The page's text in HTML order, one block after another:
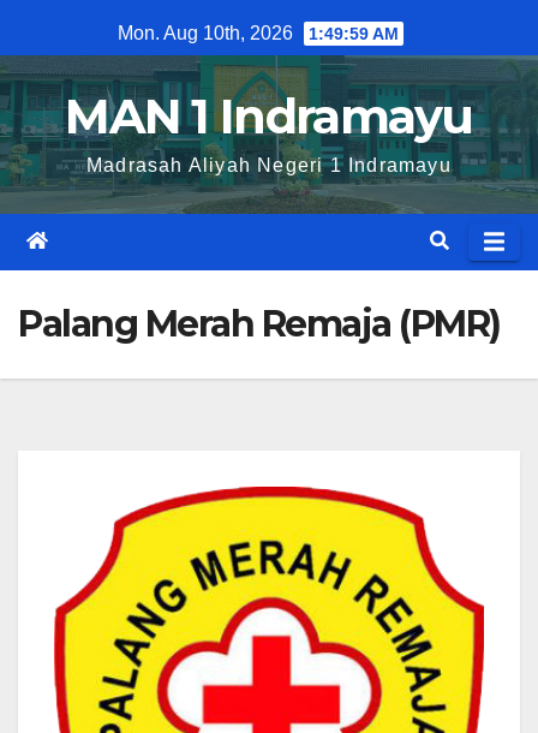
Mon. Aug 10th, 2026 1:49:59 AM
MAN 1 Indramayu
Madrasah Aliyah Negeri 1 Indramayu
Palang Merah Remaja (PMR)